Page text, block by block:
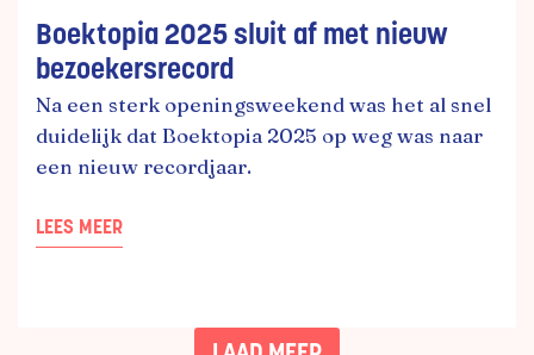
Boektopia 2025 sluit af met nieuw
bezoekersrecord
Na een sterk openingsweekend was het al snel
duidelijk dat Boektopia 2025 op weg was naar
een nieuw recordjaar.
LEES MEER